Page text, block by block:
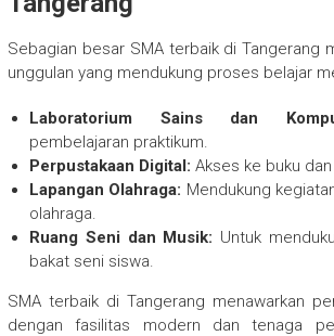
Sebagian besar SMA terbaik di Tangerang
unggulan yang mendukung proses belajar
Laboratorium Sains dan
pembelajaran praktikum.
Perpustakaan Digital: Akses ke buku
Lapangan Olahraga: Mendukung
olahraga.
Ruang Seni dan Musik: Untuk
bakat seni siswa.
SMA terbaik di Tangerang menawarkan
dengan fasilitas modern dan tenaga